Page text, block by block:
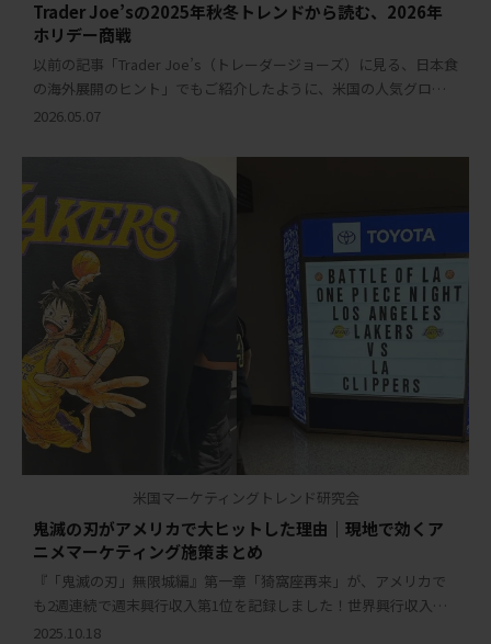
Trader Joe’sの2025年秋冬トレンドから読む、2026年
ホリデー商戦
以前の記事「Trader Joe’s（トレーダージョーズ）に見る、日本食
の海外展開のヒント」でもご紹介したように、米国の人気グロー
サリーチェーンTrader Joe’sには、アメリカの消費者トレンドを読
2026.05.07
米国マーケティングトレンド研究会
鬼滅の刃がアメリカで大ヒットした理由｜現地で効くア
ニメマーケティング施策まとめ
『「鬼滅の刃」無限城編』第一章「猗窩座再来」が、アメリカで
も2週連続で週末興行収入第1位を記録しました！世界興行収入は6
億5,450万ドルを突破し、日本映画としても歴代トップという驚異
2025.10.18